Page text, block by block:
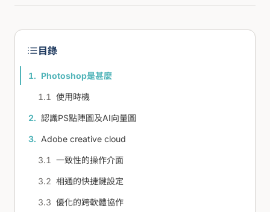
目錄
Photoshop是甚麼
使用時機
認識PS點陣圖及AI向量圖
Adobe creative cloud
一致性的操作介面
相通的快捷鍵設定
優化的跨軟體協作